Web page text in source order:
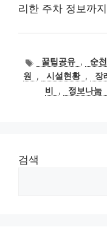
리한 주차 정보까
태꿀팁공유 , 순
원
, 시설현황 , 장
비
, 정보나눔
검색